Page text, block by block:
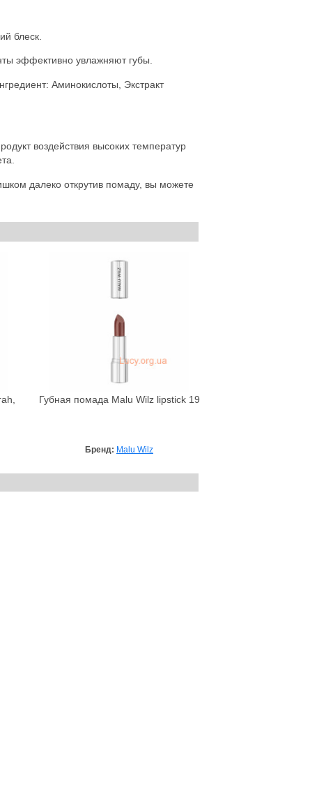
блеск.
эффективно увлажняют губы.
Аминокислоты, Экстракт
воздействия высоких температур
далеко открутив помаду, вы можете
Губная помада Malu Wilz lipstick 19
Бренд: Malu Wilz